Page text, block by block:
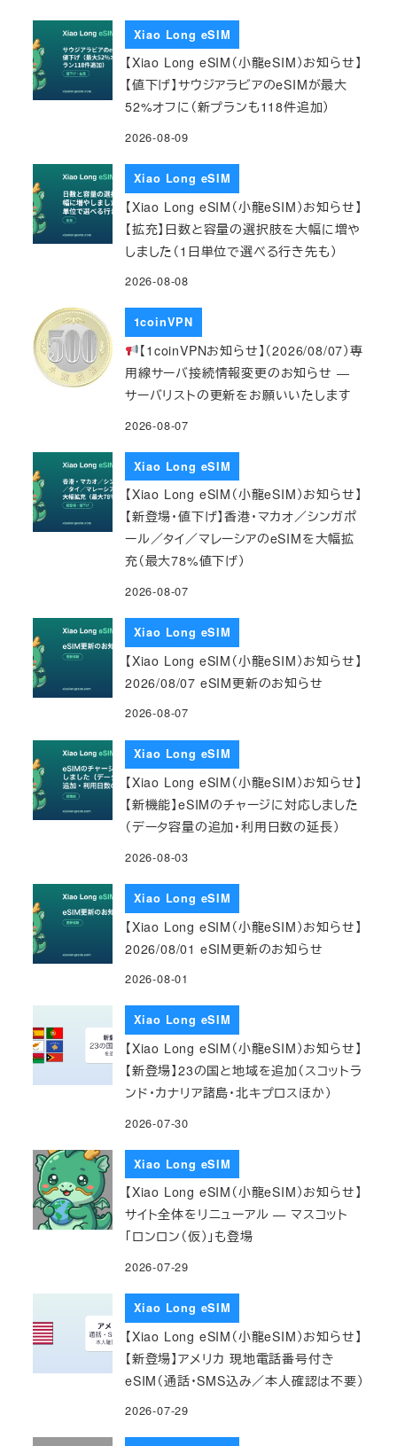
Xiao Long eSIM
【Xiao Long eSIM（小龍eSIM）お知らせ】
【値下げ】サウジアラビアのeSIMが最大
52%オフに（新プランも118件追加）
2026-08-09
Xiao Long eSIM
【Xiao Long eSIM（小龍eSIM）お知らせ】
【拡充】日数と容量の選択肢を大幅に増や
しました（1日単位で選べる行き先も）
2026-08-08
1coinVPN
【1coinVPNお知らせ】（2026/08/07）専
用線サーバ接続情報変更のお知らせ ―
サーバリストの更新をお願いいたします
2026-08-07
Xiao Long eSIM
【Xiao Long eSIM（小龍eSIM）お知らせ】
【新登場・値下げ】香港・マカオ／シンガポ
ール／タイ／マレーシアのeSIMを大幅拡
充（最大78%値下げ）
2026-08-07
Xiao Long eSIM
【Xiao Long eSIM（小龍eSIM）お知らせ】
2026/08/07 eSIM更新のお知らせ
2026-08-07
Xiao Long eSIM
【Xiao Long eSIM（小龍eSIM）お知らせ】
【新機能】eSIMのチャージに対応しました
（データ容量の追加・利用日数の延長）
2026-08-03
Xiao Long eSIM
【Xiao Long eSIM（小龍eSIM）お知らせ】
2026/08/01 eSIM更新のお知らせ
2026-08-01
Xiao Long eSIM
【Xiao Long eSIM（小龍eSIM）お知らせ】
【新登場】23の国と地域を追加（スコットラ
ンド・カナリア諸島・北キプロスほか）
2026-07-30
Xiao Long eSIM
【Xiao Long eSIM（小龍eSIM）お知らせ】
サイト全体をリニューアル — マスコット
「ロンロン（仮）」も登場
2026-07-29
Xiao Long eSIM
【Xiao Long eSIM（小龍eSIM）お知らせ】
【新登場】アメリカ 現地電話番号付き
eSIM（通話・SMS込み／本人確認は不要）
2026-07-29